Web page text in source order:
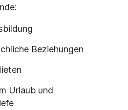
Beziehungen
Urlaub und